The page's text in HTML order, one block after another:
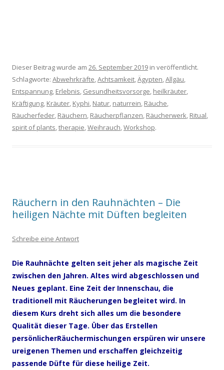
Dieser Beitrag wurde am 26. September 2019 in veröffentlicht.
Schlagworte: Abwehrkräfte,Achtsamkeit,Ägypten,Allgäu,
Entspannung, Erlebnis, Gesundheitsvorsorge, heilkräuter,
Kräftigung, Kräuter, Kyphi, Natur, naturrein, Räuche,
Räucherfeder, Räuchern, Räucherpflanzen, Räucherwerk, Ritual,
spirit of plants,therapie,Weihrauch,Workshop.
Räuchern in den Rauhnächten – Die
heiligen Nächte mit Düften begleiten
Schreibe eine Antwort
Die Rauhnächte gelten seit jeher als magische Zeit
zwischen den Jahren. Altes wird abgeschlossen und
Neues geplant. Eine Zeit der Innenschau, die
traditionell mit Räucherungen begleitet wird. In
diesem Kurs dreht sich alles um die besondere
Qualität dieser Tage. Über das Erstellen
persönlicherRäuchermischungen erspüren wir unsere
ureigenen Themen und erschaffen gleichzeitig
passende Düfte für diese heilige Zeit.